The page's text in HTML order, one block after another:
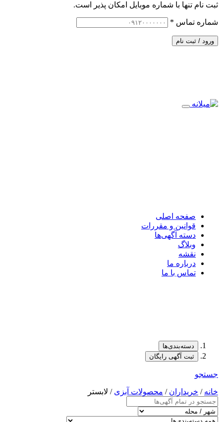
ثبت نام تنها با شماره موبایل امکان پذیر است.
شماره تماس *
ورود / ثبت نام
صفحه اصلی
قوانین و مقررات
دسته آگهی‌ها
وبلاگ
نقشه
درباره ما
تماس با ما
دسته‌بندی‌ها
ثبت آگهی رایگان
جستجو
خانه / خریداران / محصولات آبزی / لابستر